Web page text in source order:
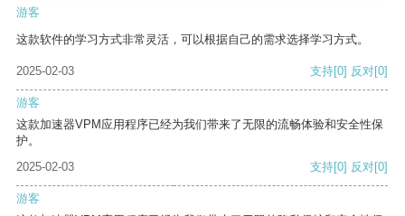
游客
这款软件的学习方式非常灵活，可以根据自己的需求选择学习方式。
2025-02-03 支持[0] 反对[0]
游客
这款加速器VPM应用程序已经为我们带来了无限的流畅体验和安全性保
护。
2025-02-03
支持[0] 反对[0]
游客